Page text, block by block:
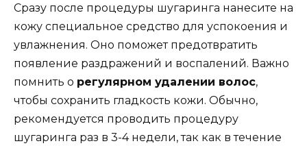
Сразу после процедуры шугаринга нанесите на
кожу специальное средство для успокоения и
увлажнения. Оно поможет предотвратить
появление раздражений и воспалений. Важно
помнить о регулярном удалении волос,
чтобы сохранить гладкость кожи. Обычно,
рекомендуется проводить процедуру
шугаринга раз в 3-4 недели, так как в течение